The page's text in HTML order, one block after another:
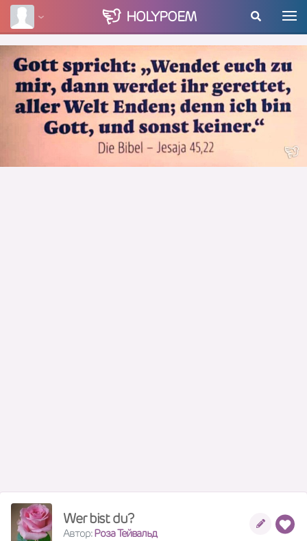
HOLYPOEM
Wer bist du?
Автор:Роза Тейвальд